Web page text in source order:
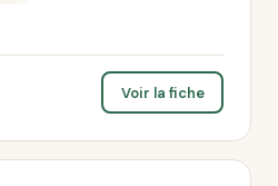
Voir la fiche